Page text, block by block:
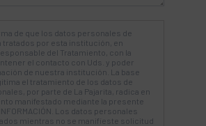
de que los datos personales de
tratados por esta institución, en
del Tratamiento, con la
el contacto con Uds. y poder
de nuestra institución. La base
el tratamiento de los datos de
por parte de La Pajarita, radica en
manifestado mediante la presente
Los datos personales
mientras no se manifieste solicitud